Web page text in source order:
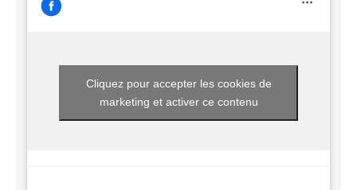
Cliquez pour accepter les cookies de
marketing et activer ce contenu